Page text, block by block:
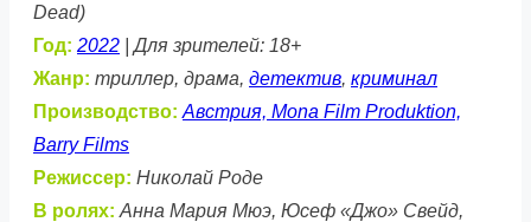
Dead)
Год: 2022 | Для зрителей: 18+
Жанр: триллер, драма, детектив, криминал
Производство: Австрия, Mona Film Produktion,
Barry Films
Режиссер: Николай Роде
В ролях: Анна Мария Мюэ, Юсеф «Джо» Свейд,